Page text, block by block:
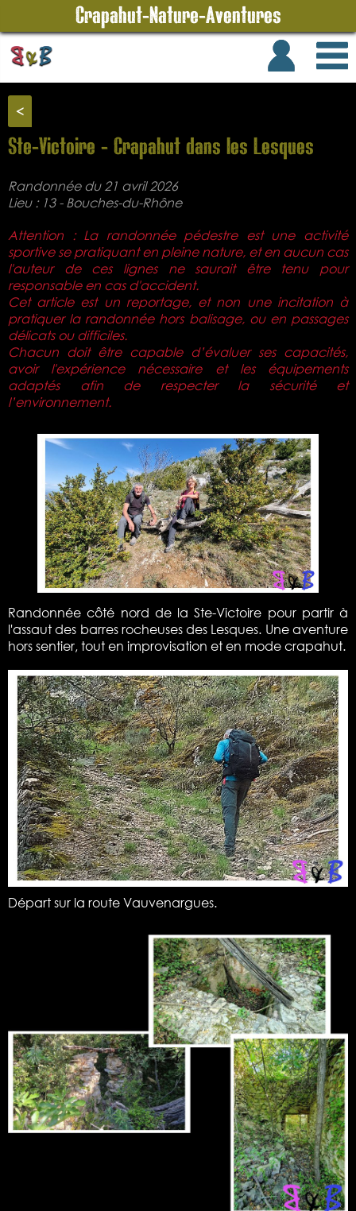
Crapahut-Nature-Aventures
<
Ste-Victoire - Crapahut dans les Lesques
Randonnée du 21 avril 2026
Lieu : 13 - Bouches-du-Rhône
Attention : La randonnée pédestre est une activité
sportive se pratiquant en pleine nature, et en aucun cas
l'auteur de ces lignes ne saurait être tenu pour
responsable en cas d'accident.
Cet article est un reportage, et non une incitation à
pratiquer la randonnée hors balisage, ou en passages
délicats ou difficiles.
Chacun doit être capable d’évaluer ses capacités,
avoir l'expérience nécessaire et les équipements
adaptés afin de respecter la sécurité et
l’environnement.
Randonnée côté nord de la Ste-Victoire pour partir à
l'assaut des barres rocheuses des Lesques. Une aventure
hors sentier, tout en improvisation et en mode crapahut.
Départ sur la route Vauvenargues.